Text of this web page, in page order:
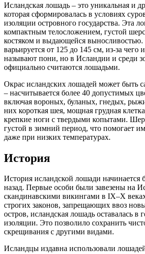
Исландская лошадь – это уникальная и
которая сформировалась в условиях
изоляции островного государства. Эта
компактным телосложением, густой
костяком и выдающейся выносливостью.
варьируется от 125 до 145 см, из-за
называют пони, но в Исландии и среди
официально считаются лошадьми.
Окрас исландских лошадей может быть
– насчитывается более 40 допустимых
включая вороных, буланых, гнедых,
них короткая шея, мощная грудная
крепкие ноги с твердыми копытами.
густой в зимний период, что помогает
даже при низких температурах.
История
История исландской лошади начинается
назад. Первые особи были завезены на
скандинавскими викингами в IX–X
строгих законов, запрещающих ввоз
остров, исландская лошадь оставалась в
изоляции. Это позволило сохранить
скрещивания с другими видами.
Исландцы издавна использовали